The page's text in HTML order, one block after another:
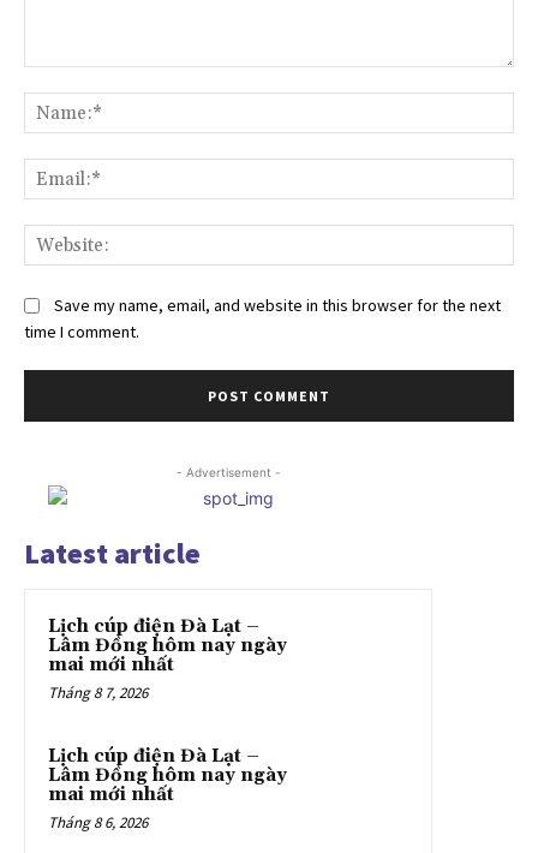
Save my name, email, and website in this browser for the next
time I comment.
- Advertisement -
Latest article
Lịch cúp điện Đà Lạt –
Lâm Đồng hôm nay ngày
mai mới nhất
Tháng 8 7, 2026
Lịch cúp điện Đà Lạt –
Lâm Đồng hôm nay ngày
mai mới nhất
Tháng 8 6, 2026